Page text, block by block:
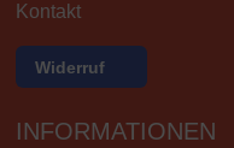
Kontakt
Widerruf
INFORMATIONEN